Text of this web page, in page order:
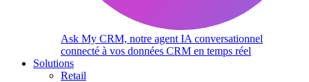
Ask My CRM, notre agent IA conversationnel
connecté à vos données CRM en temps réel
Solutions
Retail